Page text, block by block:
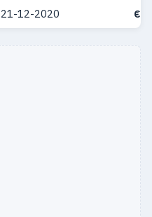
21-12-2020 €